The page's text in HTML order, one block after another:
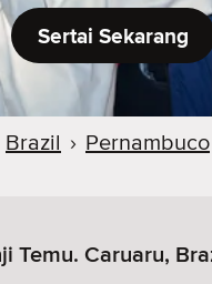
Sertai Sekarang
Brazil › Pernambuco
Temu. Caruaru,